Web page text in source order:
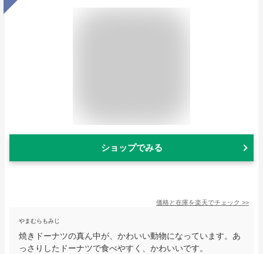
ショップでみる
価格と在庫を楽天でチェック >>
やまむらもみじ
焼きドーナツの真ん中が、かわいい動物になっています。あ
っさりしたドーナツで食べやすく、かわいいです。